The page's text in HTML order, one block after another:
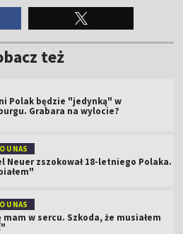
też
Polak będzie "jedynką" w
Grabara na wylocie?
U NAS
Neuer zszokował 18-letniego Polaka.
U NAS
mam w sercu. Szkoda, że musiałem